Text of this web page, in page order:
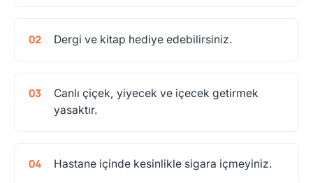
Dergi ve kitap hediye edebilirsiniz.
Canlı çiçek, yiyecek ve içecek getirmek
yasaktır.
Hastane içinde kesinlikle sigara içmeyiniz.